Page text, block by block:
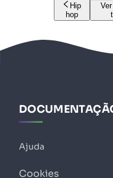
Hip
hop
Ajuda
Cookies